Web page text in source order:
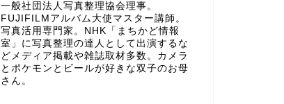
一般社団法人写真整理協会理事。
FUJIFILMアルバム大使マスター講師。
写真活用専門家。NHK「まちかど情報
室」に写真整理の達人として出演するな
どメディア掲載や雑誌取材多数。カメラ
とポケモンとビールが好きな双子のお母
さん。